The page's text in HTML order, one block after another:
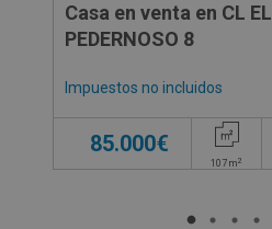
Casa en venta en CL EL
PEDERNOSO 8
Impuestos no incluidos
85.000€
107m2